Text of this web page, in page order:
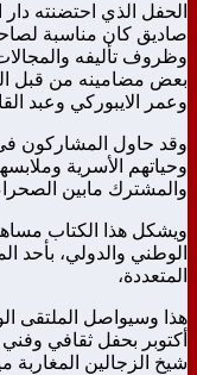
الحفل الذي احتضنته
صاديق كان مناسبة
وظروف تأليفه
بعض مضامينه من قبل
وعمر الايبوركي
وقد حاول المشاركون
وحياتهم الأسرية
والمشترك مابين
ويشكل هذا الكتاب
الوطني والدولي، بأحد
المتعددة،
أكتوبر بحفل ثقافي
شيخ الزجالين المغاربة